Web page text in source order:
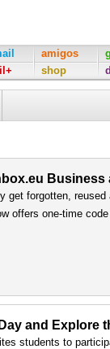
amigos
shop
Business
get forgotten,
offers one-time
and Explore
students to